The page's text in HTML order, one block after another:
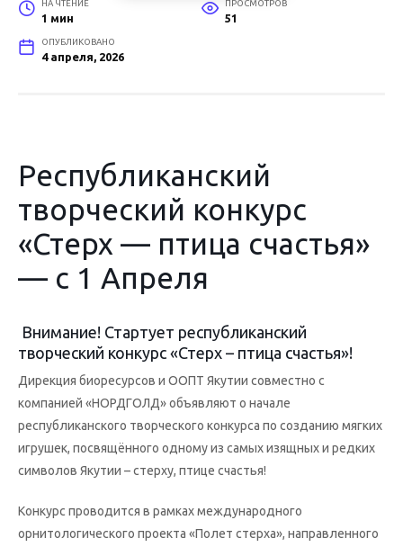
НА ЧТЕНИЕ
1 мин
ПРОСМОТРОВ
51
ОПУБЛИКОВАНО
4 апреля, 2026
Республиканский
творческий конкурс
«Стерх — птица счастья»
— с 1 Апреля
Внимание! Стартует республиканский
творческий конкурс «Стерх – птица счастья»!
Дирекция биоресурсов и ООПТ Якутии совместно с
компанией «НОРДГОЛД» объявляют о начале
республиканского творческого конкурса по созданию мягких
игрушек, посвящённого одному из самых изящных и редких
символов Якутии – стерху, птице счастья!
Конкурс проводится в рамках международного
орнитологического проекта «Полет стерха», направленного